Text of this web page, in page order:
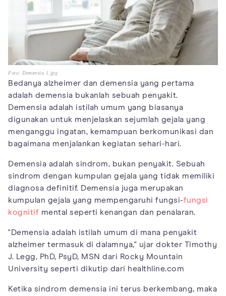
Foto: Demensia 1.jpg
Bedanya alzheimer dan demensia yang pertama
adalah demensia bukanlah sebuah penyakit.
Demensia adalah istilah umum yang biasanya
digunakan untuk menjelaskan sejumlah gejala yang
menganggu ingatan, kemampuan berkomunikasi dan
bagaimana menjalankan kegiatan sehari-hari.
Demensia adalah sindrom, bukan penyakit. Sebuah
sindrom dengan kumpulan gejala yang tidak memiliki
diagnosa definitif. Demensia juga merupakan
kumpulan gejala yang mempengaruhi fungsi-fungsi
kognitif mental seperti kenangan dan penalaran.
"Demensia adalah istilah umum di mana penyakit
alzheimer termasuk di dalamnya," ujar dokter Timothy
J. Legg, PhD, PsyD, MSN dari Rocky Mountain
University seperti dikutip dari healthline.com
Ketika sindrom demensia ini terus berkembang, maka